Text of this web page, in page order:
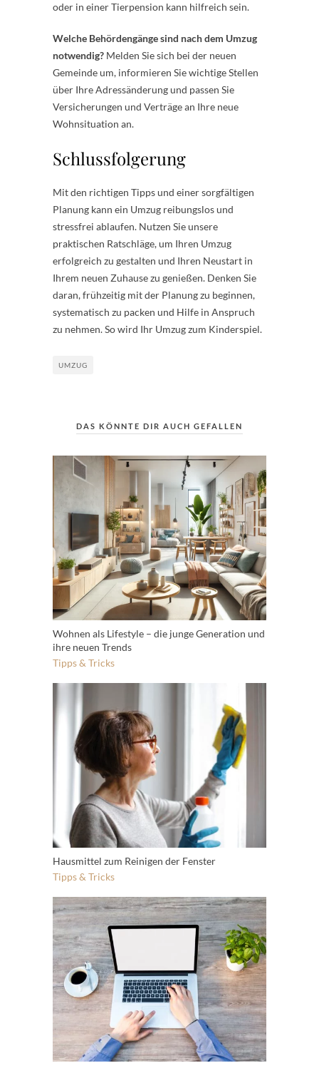
oder in einer Tierpension kann hilfreich sein.
Welche Behördengänge sind nach dem Umzug
notwendig? Melden Sie sich bei der neuen
Gemeinde um, informieren Sie wichtige Stellen
über Ihre Adressänderung und passen Sie
Versicherungen und Verträge an Ihre neue
Wohnsituation an.
Schlussfolgerung
Mit den richtigen Tipps und einer sorgfältigen
Planung kann ein Umzug reibungslos und
stressfrei ablaufen. Nutzen Sie unsere
praktischen Ratschläge, um Ihren Umzug
erfolgreich zu gestalten und Ihren Neustart in
Ihrem neuen Zuhause zu genießen. Denken Sie
daran, frühzeitig mit der Planung zu beginnen,
systematisch zu packen und Hilfe in Anspruch
zu nehmen. So wird Ihr Umzug zum Kinderspiel.
UMZUG
DAS KÖNNTE DIR AUCH GEFALLEN
Wohnen als Lifestyle – die junge Generation und
ihre neuen Trends
Tipps & Tricks
Hausmittel zum Reinigen der Fenster
Tipps & Tricks